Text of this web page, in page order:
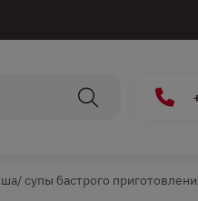
супы бастрого